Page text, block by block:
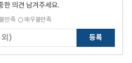
한 의견 남겨주세요.
불만족 매우불만족
등록